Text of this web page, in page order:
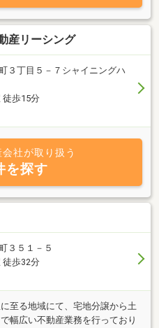
産リーシング
３丁目５－７シャイニングハ
徒歩15分
社が取り扱う
を探す
３５１－５
徒歩32分
至る地域にて、宅地分譲から土
幅広い不動産業務を行っており